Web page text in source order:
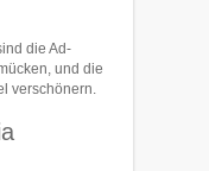
die Ad­
und die
ver­schönern.